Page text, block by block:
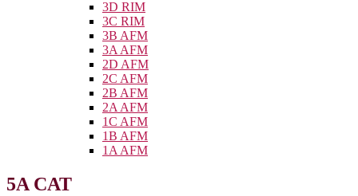
3D RIM
3C RIM
3B AFM
3A AFM
2D AFM
2C AFM
2B AFM
2A AFM
1C AFM
1B AFM
1A AFM
5A CAT